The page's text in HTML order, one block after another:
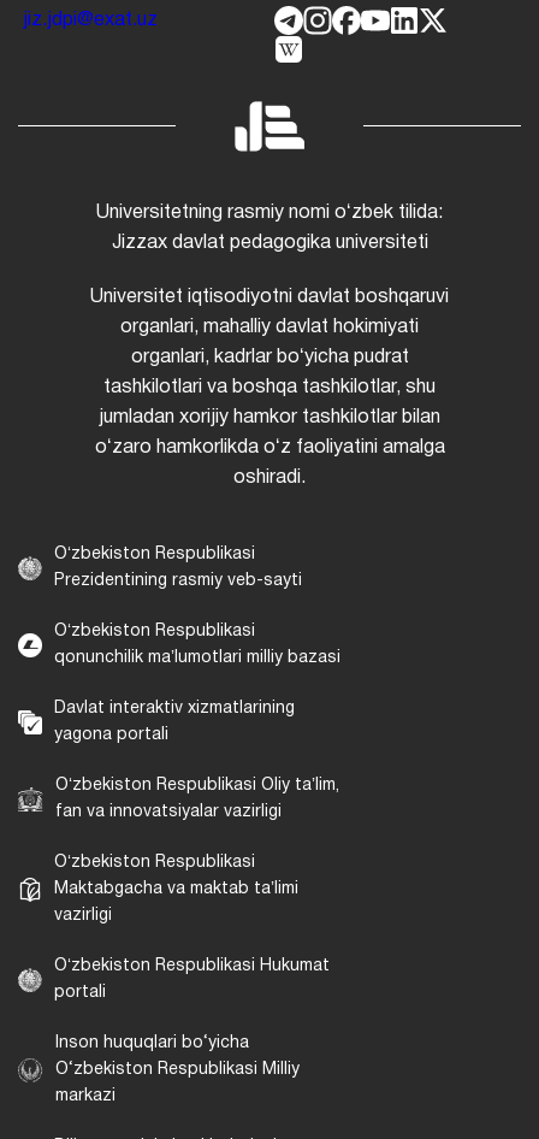
jiz.jdpi@exat.uz
Universitetning rasmiy nomi oʻzbek tilida:
Jizzax davlat pedagogika universiteti
Universitet iqtisodiyotni davlat boshqaruvi
organlari, mahalliy davlat hokimiyati
organlari, kadrlar boʻyicha pudrat
tashkilotlari va boshqa tashkilotlar, shu
jumladan xorijiy hamkor tashkilotlar bilan
oʻzaro hamkorlikda oʻz faoliyatini amalga
oshiradi.
Oʻzbekiston Respublikasi
Prezidentining rasmiy veb-sayti
Oʻzbekiston Respublikasi
qonunchilik maʼlumotlari milliy bazasi
Davlat interaktiv xizmatlarining
yagona portali
Oʻzbekiston Respublikasi Oliy taʼlim,
fan va innovatsiyalar vazirligi
Oʻzbekiston Respublikasi
Maktabgacha va maktab taʼlimi
vazirligi
Oʻzbekiston Respublikasi Hukumat
portali
Inson huquqlari bo‘yicha
O‘zbekiston Respublikasi Milliy
markazi